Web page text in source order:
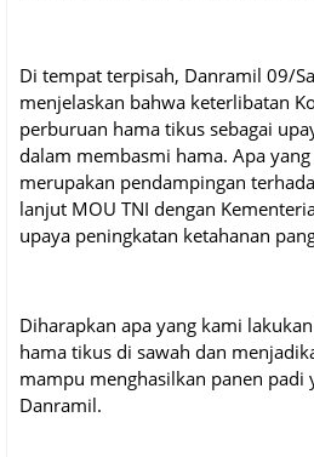
Di tempat terpisah, Danramil 09/
menjelaskan bahwa keterlibatan
perburuan hama tikus sebagai
dalam membasmi hama. Apa
merupakan pendampingan
lanjut MOU TNI dengan
upaya peningkatan ketahanan
Diharapkan apa yang kami
hama tikus di sawah dan
mampu menghasilkan panen padi
Danramil.